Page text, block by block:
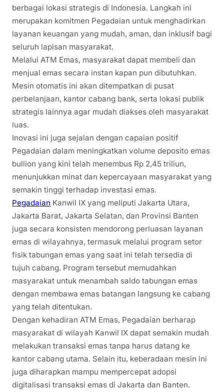
berbagai lokasi strategis di Indonesia. Langkah ini
merupakan komitmen Pegadaian untuk menghadirkan
layanan keuangan yang mudah, aman, dan inklusif bagi
seluruh lapisan masyarakat.
Melalui ATM Emas, masyarakat dapat membeli dan
menjual emas secara instan kapan pun dibutuhkan.
Mesin otomatis ini akan ditempatkan di pusat
perbelanjaan, kantor cabang bank, serta lokasi publik
strategis lainnya agar mudah diakses oleh masyarakat
luas.
Inovasi ini juga sejalan dengan capaian positif
Pegadaian dalam meningkatkan volume deposito emas
bullion yang kini telah menembus Rp 2,45 triliun,
menunjukkan minat dan kepercayaan masyarakat yang
semakin tinggi terhadap investasi emas.
Pegadaian Kanwil IX yang meliputi Jakarta Utara,
Jakarta Barat, Jakarta Selatan, dan Provinsi Banten
juga secara konsisten mendorong perluasan layanan
emas di wilayahnya, termasuk melalui program setor
fisik tabungan emas yang saat ini telah tersedia di
tujuh cabang. Program tersebut memudahkan
masyarakat untuk menambah saldo tabungan emas
dengan membawa emas batangan langsung ke cabang
yang telah ditentukan.
Dengan kehadiran ATM Emas, Pegadaian berharap
masyarakat di wilayah Kanwil IX dapat semakin mudah
melakukan transaksi emas tanpa harus datang ke
kantor cabang utama. Selain itu, keberadaan mesin ini
juga diharapkan mampu mempercepat adopsi
digitalisasi transaksi emas di Jakarta dan Banten.